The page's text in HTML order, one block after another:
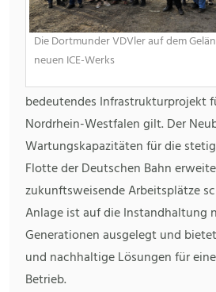
Die Dortmunder VDVler auf dem
neuen ICE-Werks
bedeutendes Infrastrukturprojekt
Nordrhein-Westfalen gilt. Der
Wartungskapazitäten für die
Flotte der Deutschen Bahn
zukunftsweisende Arbeitsplätze
Anlage ist auf die Instandhaltung
Generationen ausgelegt und
und nachhaltige Lösungen für
Betrieb.